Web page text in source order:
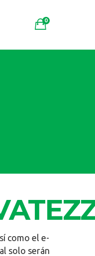
0
como el e-
solo serán